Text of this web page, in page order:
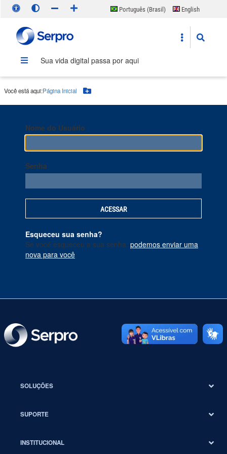
Português (Brasil)
English
Sua vida digital passa por aqui
Você está aqui:Página Inicial Botão Menu
Nome do Usuário
Senha
Esqueceu sua senha?
Se você esqueceu a sua senha, podemos enviar uma
nova para você
SOLUÇÕES
SUPORTE
INSTITUCIONAL